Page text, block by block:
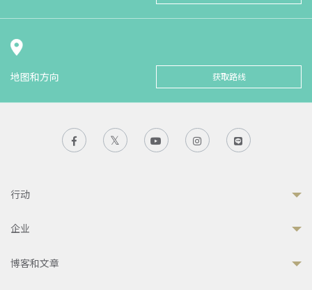
地图和方向 获取路线
行动
企业
博客和文章